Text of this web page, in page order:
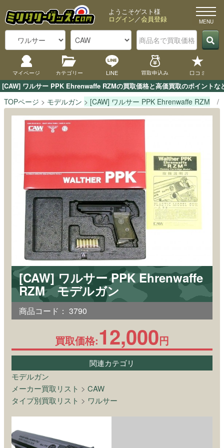
[CAW] ワルサー PPK Ehrenwaffe RZMの買取価格と高価買取のポイント
ようこそゲスト様
ログイン／会員登録
マイページ カテゴリー LINE 買取申込み 口コミ
TOPページ モデルガン [CAW] ワルサー PPK Ehrenwaffe RZM
[CAW] ワルサー PPK Ehrenwaffe
RZM モデルガン
商品コード： 3790
買取価格:12,000円
関連カテゴリ
モデルガン
メーカー買取リスト > CAW
タイプ別買取リスト > ワルサー